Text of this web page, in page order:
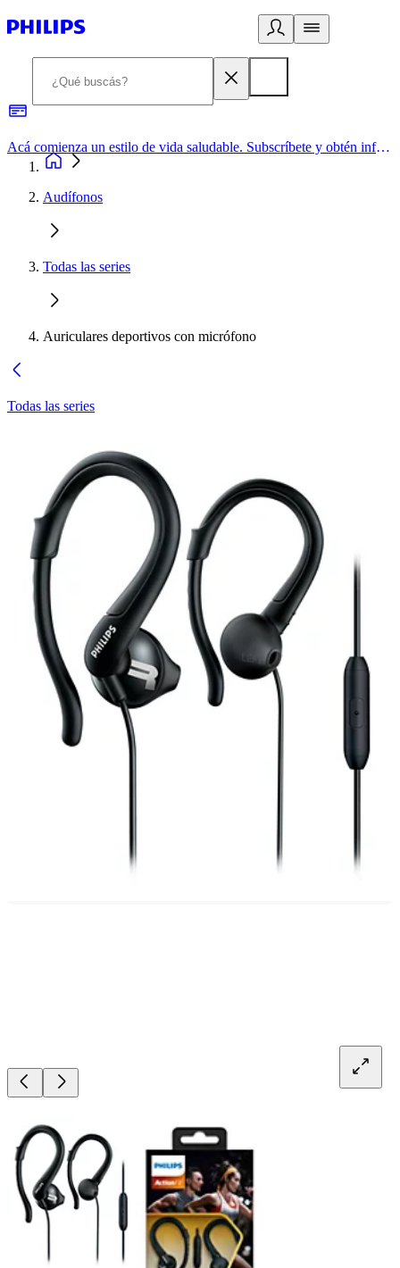
Acá comienza un estilo de vida saludable. Subscríbete y obtén información de primera mano
Audífonos
Todas las series
Auriculares deportivos con micrófono
Todas las series